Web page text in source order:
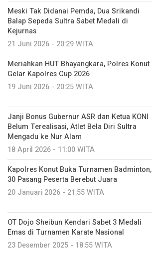
Meski Tak Didanai Pemda, Dua Srikandi
Balap Sepeda Sultra Sabet Medali di
Kejurnas
21 Juni 2026 - 20:29 WITA
Meriahkan HUT Bhayangkara, Polres Konut
Gelar Kapolres Cup 2026
19 Juni 2026 - 20:25 WITA
Janji Bonus Gubernur ASR dan Ketua KONI
Belum Terealisasi, Atlet Bela Diri Sultra
Mengadu ke Nur Alam
18 April 2026 - 11:00 WITA
Kapolres Konut Buka Turnamen Badminton,
30 Pasang Peserta Berebut Juara
20 Januari 2026 - 21:55 WITA
OT Dojo Sheibun Kendari Sabet 3 Medali
Emas di Turnamen Karate Nasional
23 Desember 2025 - 18:55 WITA